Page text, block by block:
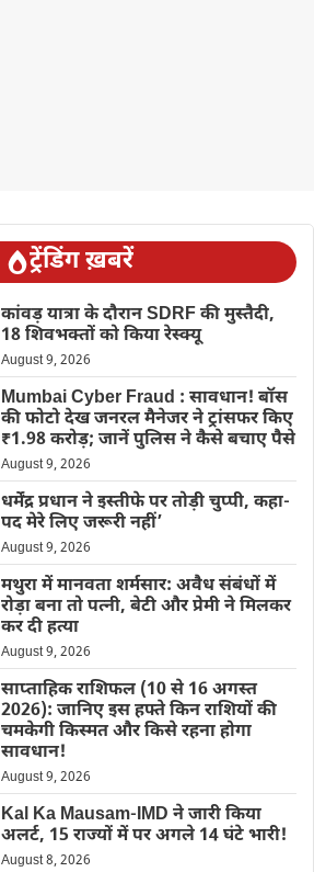
ट्रेंडिंग ख़बरें
कांवड़ यात्रा के दौरान SDRF की मुस्तैदी,
18 शिवभक्तों को किया रेस्क्यू
August 9, 2026
Mumbai Cyber Fraud : सावधान! बॉस
की फोटो देख जनरल मैनेजर ने ट्रांसफर किए
₹1.98 करोड़; जानें पुलिस ने कैसे बचाए पैसे
August 9, 2026
धर्मेंद्र प्रधान ने इस्तीफे पर तोड़ी चुप्पी, कहा-
पद मेरे लिए जरूरी नहीं’
August 9, 2026
मथुरा में मानवता शर्मसार: अवैध संबंधों में
रोड़ा बना तो पत्नी, बेटी और प्रेमी ने मिलकर
कर दी हत्या
August 9, 2026
साप्ताहिक राशिफल (10 से 16 अगस्त
2026): जानिए इस हफ्ते किन राशियों की
चमकेगी किस्मत और किसे रहना होगा
सावधान!
August 9, 2026
Kal Ka Mausam-IMD ने जारी किया
अलर्ट, 15 राज्यों में पर अगले 14 घंटे भारी!
August 8, 2026